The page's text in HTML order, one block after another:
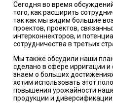
Сегодня во время
того, как расширить
так как мы видим большие
проектов, проектов,
интерконнекторов, и
сотрудничества в третьих
Мы также обсудили наши
сделано в сфере ирригации и
знаем о больших
хотим использовать этот
повышения урожайности
продукции и диверсификации